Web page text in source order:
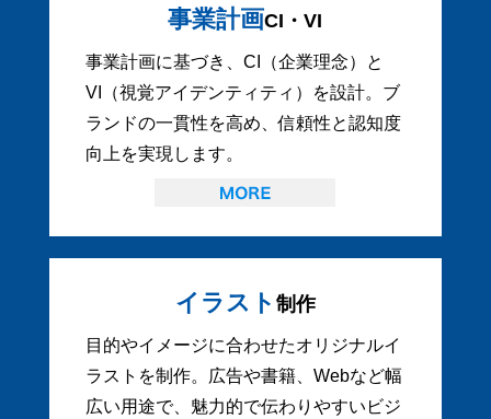
事業計画CI・VI
事業計画に基づき、CI（企業理念）と
VI（視覚アイデンティティ）を設計。ブ
ランドの一貫性を高め、信頼性と認知度
向上を実現します。
イラスト 制作
目的やイメージに合わせたオリジナルイ
ラストを制作。広告や書籍、Webなど幅
広い用途で、魅力的で伝わりやすいビジ